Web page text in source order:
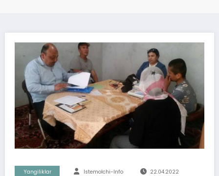
Yangiliklar Istemolchi-Info 22.04.2022